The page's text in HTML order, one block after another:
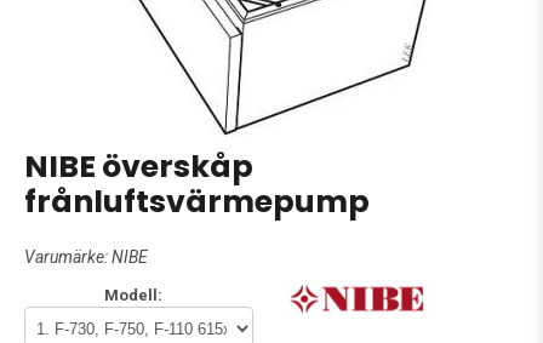
NIBE överskåp
frånluftsvärmepump
Varumärke:NIBE
Modell: